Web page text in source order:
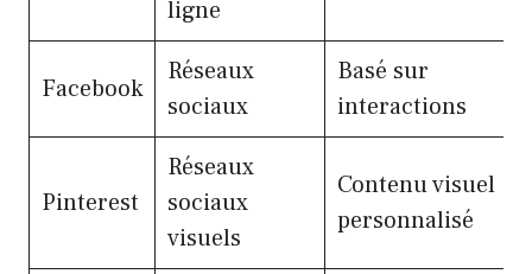
ligne
Facebook
Réseaux
sociaux
Basé sur
interactions
Pinterest
Réseaux
sociaux
visuels
Contenu visuel
personnalisé